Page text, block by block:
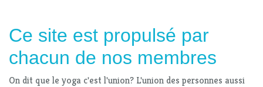
Ce site est propulsé par
chacun de nos membres
On dit que le yoga c'est l'union? L'union des personnes aussi